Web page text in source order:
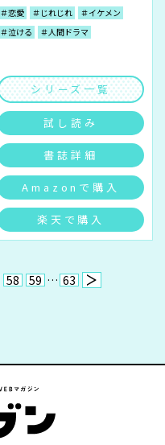
＃恋愛 ＃じれじれ
＃イケメン
＃泣ける
＃人間ドラマ
シリーズ一覧
試し読み
書誌詳細
Amazonで購入
楽天で購入
58 59 … 63